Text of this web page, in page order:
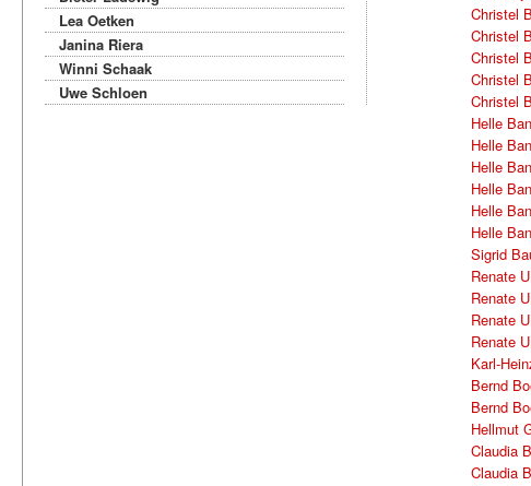
Lea Oetken
Janina Riera
Winni Schaak
Uwe Schloen
Christel
Christel
Christel
Christel
Christel
Helle
Helle
Helle
Helle
Helle
Helle
Sigrid
Renate
Renate
Renate
Renate
Karl-
Bernd
Bernd
Hellmut
Claudia
Claudia